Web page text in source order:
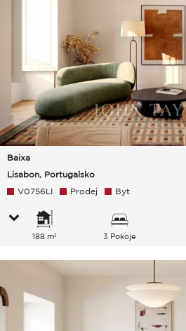
Baixa
Lisabon, Portugalsko
V0756LI Prodej Byt
188 m² 3 Pokoje